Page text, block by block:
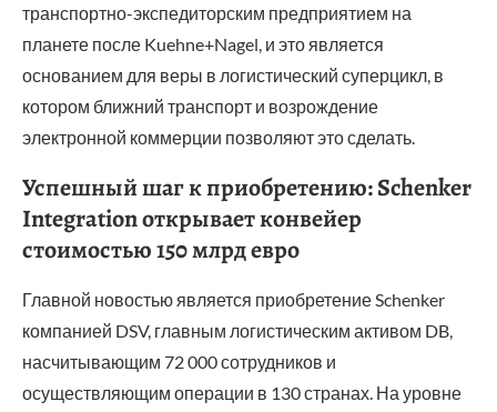
транспортно-экспедиторским предприятием на
планете после Kuehne+Nagel, и это является
основанием для веры в логистический суперцикл, в
котором ближний транспорт и возрождение
электронной коммерции позволяют это сделать.
Успешный шаг к приобретению: Schenker
Integration открывает конвейер
стоимостью 150 млрд евро
Главной новостью является приобретение Schenker
компанией DSV, главным логистическим активом DB,
насчитывающим 72 000 сотрудников и
осуществляющим операции в 130 странах. На уровне